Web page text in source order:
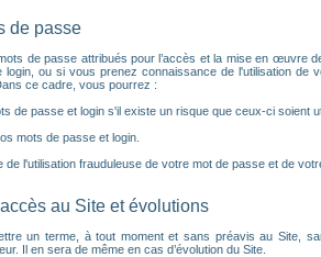
de passe
de passe attribués pour l’accès et la mise en
ou si vous prenez connaissance de l'utilisation
ce cadre, vous pourrez :
de passe et login s'il existe un risque que ceux-ci soient
mots de passe et login.
l'utilisation frauduleuse de votre mot de passe et de
au Site et évolutions
un terme, à tout moment et sans préavis au Site,
Il en sera de même en cas d’évolution du Site.